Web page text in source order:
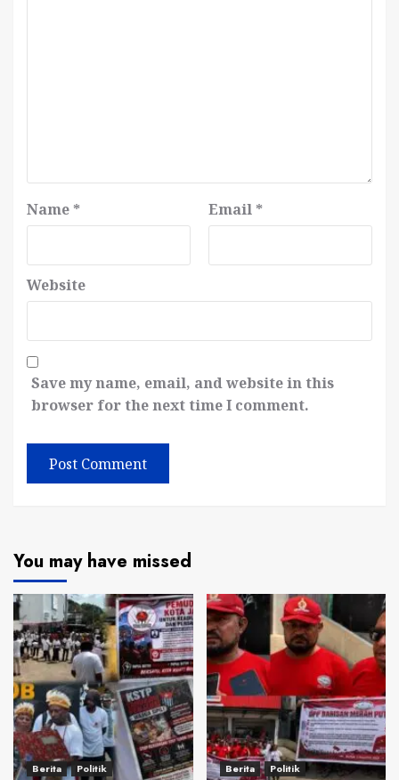
Name * Email *
Website
Save my name, email, and website in this
browser for the next time I comment.
You may have missed
Berita Politik Berita Politik